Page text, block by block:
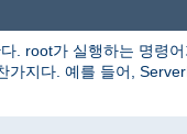
. root가 실행하는 명령
지다. 예를 들어,